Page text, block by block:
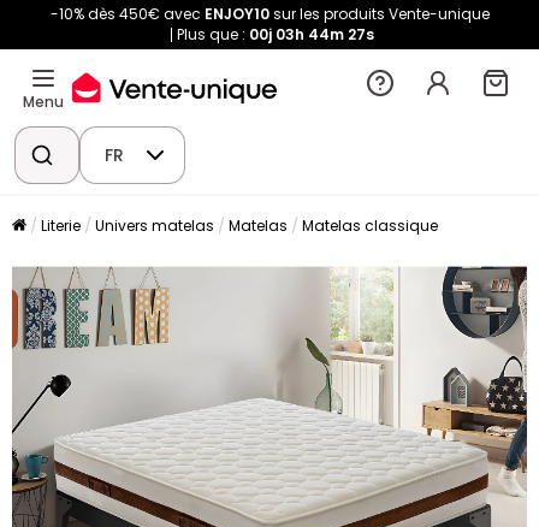
-10% dès 450€ avec ENJOY10sur les produits Vente-unique
Plus que : 00j 03h 44m 26s
Menu
FR
Literie Univers matelas Matelas Matelas classique